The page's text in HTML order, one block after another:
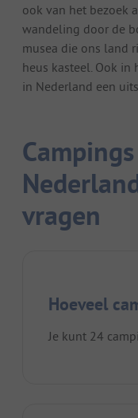
ook van het bezoek
wandeling door de
musea die ons land
heus kasteel. Ook in
in Nederland een
vragen
Hoeveel
Je kunt 24